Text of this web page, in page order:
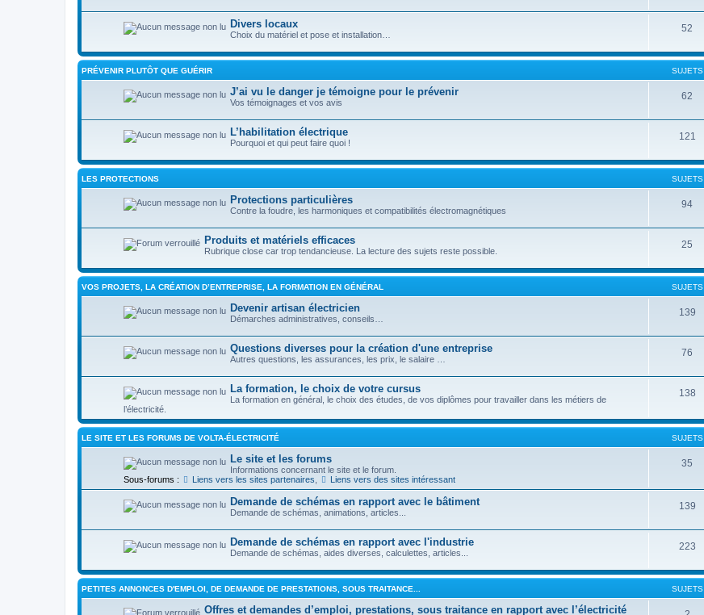
Divers locaux
Choix du matériel et pose et installation…
52
PRÉVENIR PLUTÔT QUE GUÉRIR SUJETS
J’ai vu le danger je témoigne pour le prévenir
Vos témoignages et vos avis
62
L’habilitation électrique
Pourquoi et qui peut faire quoi !
121
LES PROTECTIONS SUJETS
Protections particulières
Contre la foudre, les harmoniques et compatibilités électromagnétiques
94
Produits et matériels efficaces
Rubrique close car trop tendancieuse. La lecture des sujets reste possible.
25
VOS PROJETS, LA CRÉATION D’ENTREPRISE, LA FORMATION EN GÉNÉRAL SUJETS
Devenir artisan électricien
Démarches administratives, conseils…
139
Questions diverses pour la création d'une entreprise
Autres questions, les assurances, les prix, le salaire …
76
La formation, le choix de votre cursus
La formation en général, le choix des études, de vos diplômes pour travailler dans les métiers de
l’électricité.
138
LE SITE ET LES FORUMS DE VOLTA-ÉLECTRICITÉ SUJETS
Le site et les forums
Informations concernant le site et le forum.
Sous-forums :
Liens vers les sites partenaires Liens vers des sites intéressant
35
Demande de schémas en rapport avec le bâtiment
Demande de schémas, animations, articles...
139
Demande de schémas en rapport avec l'industrie
Demande de schémas, aides diverses, calculettes, articles...
223
PETITES ANNONCES D'EMPLOI, DE DEMANDE DE PRESTATIONS, SOUS TRAITANCE... SUJETS
Offres et demandes d’emploi, prestations, sous traitance en rapport avec l’électricité